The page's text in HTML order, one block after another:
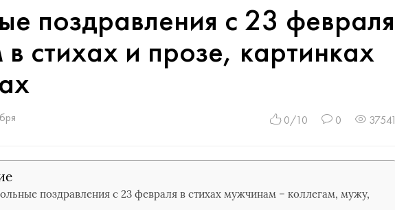
поздравления с 23 февраля
стихах и прозе, картинках
0/10 0 37541
поздравления с 23 февраля в стихах мужчинам – коллегам, мужу,